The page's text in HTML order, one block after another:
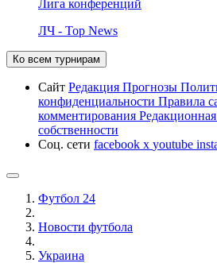
Лига конференций
ЛЧ - Top News
Ко всем турнирам
Сайт Редакция Прогнозы
конфиденциальности Правила
комментирования
собственности
Соц. сети facebook x youtube
Футбол 24
Новости футбола
Украина